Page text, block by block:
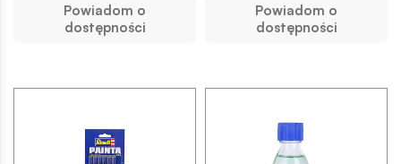
Powiadom o
dostępności
Powiadom o
dostępności